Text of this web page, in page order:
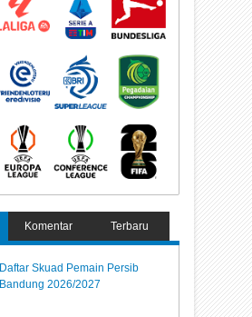
Komentar Terbaru
Daftar Skuad Pemain Persib
Bandung 2026/2027